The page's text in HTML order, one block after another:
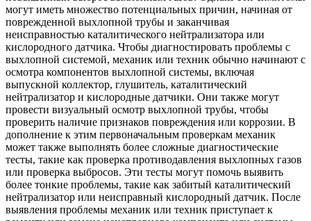
могут иметь множество потенциальных причин, начиная от
поврежденной выхлопной трубы и заканчивая
неисправностью каталитического нейтрализатора или
кислородного датчика. Чтобы диагностировать проблемы с
выхлопной системой, механик или техник обычно начинают с
осмотра компонентов выхлопной системы, включая
выпускной коллектор, глушитель, каталитический
нейтрализатор и кислородные датчики. Они также могут
провести визуальный осмотр выхлопной трубы, чтобы
проверить наличие признаков повреждения или коррозии. В
дополнение к этим первоначальным проверкам механик
может также выполнять более сложные диагностические
тесты, такие как проверка противодавления выхлопных газов
или проверка выбросов. Эти тесты могут помочь выявить
более тонкие проблемы, такие как забитый каталитический
нейтрализатор или неисправный кислородный датчик. После
выявления проблемы механик или техник приступает к